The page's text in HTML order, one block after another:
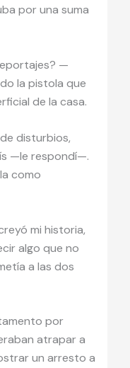
por una suma
—
la pistola que
de la casa.
disturbios,
—le respondí—.
como
mi historia,
algo que no
a las dos
por
atrapar a
un arresto a